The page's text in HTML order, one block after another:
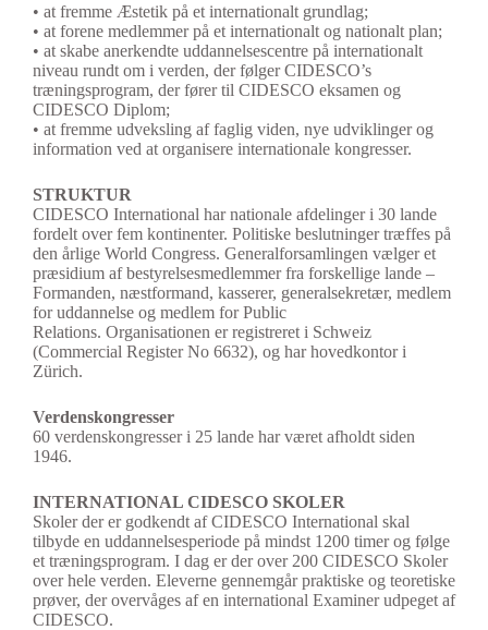
• at fremme Æstetik på et internationalt grundlag;
• at forene medlemmer på et internationalt og nationalt plan;
• at skabe anerkendte uddannelsescentre på internationalt
niveau rundt om i verden, der følger CIDESCO’s
træningsprogram, der fører til CIDESCO eksamen og
CIDESCO Diplom;
• at fremme udveksling af faglig viden, nye udviklinger og
information ved at organisere internationale kongresser.
STRUKTUR
CIDESCO International har nationale afdelinger i 30 lande
fordelt over fem kontinenter. Politiske beslutninger træffes på
den årlige World Congress. Generalforsamlingen vælger et
præsidium af bestyrelsesmedlemmer fra forskellige lande –
Formanden, næstformand, kasserer, generalsekretær, medlem
for uddannelse og medlem for Public
Relations. Organisationen er registreret i Schweiz
(Commercial Register No 6632), og har hovedkontor i
Zürich.
Verdenskongresser
60 verdenskongresser i 25 lande har været afholdt siden
1946.
INTERNATIONAL CIDESCO SKOLER
Skoler der er godkendt af CIDESCO International skal
tilbyde en uddannelsesperiode på mindst 1200 timer og følge
et træningsprogram. I dag er der over 200 CIDESCO Skoler
over hele verden. Eleverne gennemgår praktiske og teoretiske
prøver, der overvåges af en international Examiner udpeget af
CIDESCO.